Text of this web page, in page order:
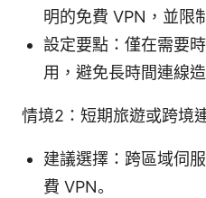
明的免費 VPN，並限
設定要點：僅在需要
用，避免長時間連線
情境2：短期旅遊或跨境
建議選擇：跨區域伺
費 VPN。